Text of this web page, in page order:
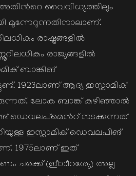
അതിന്‍റെ വൈവിധ്യത്തിലും
മുന്നേറുന്നതിനാലാണ്.
രാഷ്ട്രങ്ങളില്‍
രാജ്യങ്ങളില്‍
ബാങ്കിങ്
1923ലാണ് ആദ്യ ഇസ്ലാമിക്
ലോക ബാങ്ക് കഴിഞ്ഞാല്‍
ഡെവലപ്മെന്‍റ് നടക്കുന്നത്
ഇസ്ലാമിക് ഡെവലപിങ്
1975ലാണ് ഇത്
ചരക്ക് (ഇീാാീറശ്യേ) അല്ല